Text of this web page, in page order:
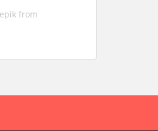
from